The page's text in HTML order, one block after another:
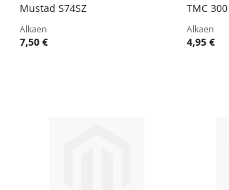
VERTAILUUN
VERTAILUUN
Mustad S74SZ
Alkaen
7,50 €
TMC 300
Alkaen
4,95 €